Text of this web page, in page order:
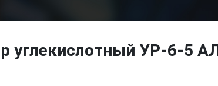
углекислотный УР-6-5